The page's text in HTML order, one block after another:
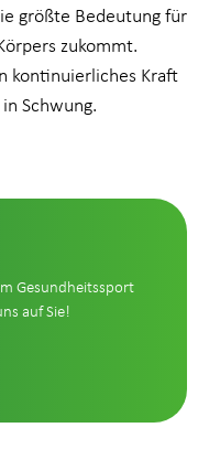
größte Bedeutung für
zukommt.
kontinuierliches Kraft
Schwung.
Gesundheitssport
auf Sie!